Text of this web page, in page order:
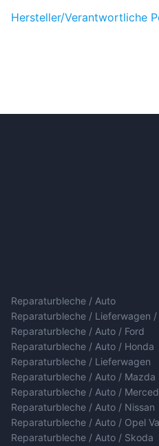
Hersteller/Verantwortliche
Reparaturbleche / Auto
Reparaturbleche / Lieferwagen /
Reparaturbleche / Auto / Ford
Reparaturbleche / Auto / Honda
Reparaturbleche / Lieferwagen
Reparaturbleche / Auto / Mazda
Reparaturbleche / Auto /
Reparaturbleche / Auto / Nissan
Reparaturbleche / Auto / Opel
Reparaturbleche / Auto / Skoda